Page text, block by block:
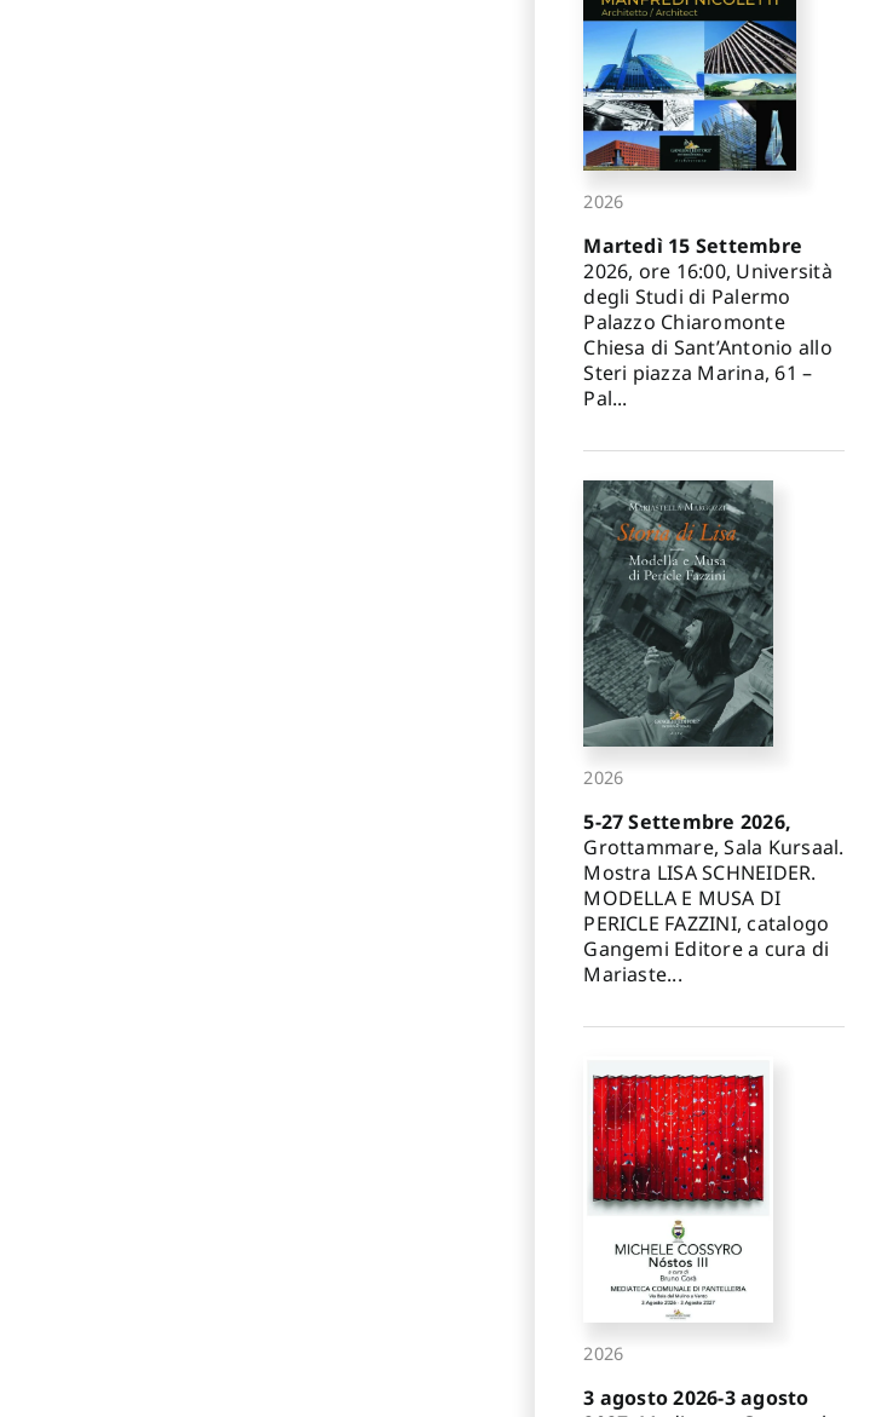
2026
Martedì 15 Settembre
2026, ore 16:00, Università
degli Studi di Palermo
Palazzo Chiaromonte
Chiesa di Sant’Antonio allo
Steri piazza Marina, 61 –
Pal...
2026
5-27 Settembre 2026,
Grottammare, Sala Kursaal.
Mostra LISA SCHNEIDER.
MODELLA E MUSA DI
PERICLE FAZZINI, catalogo
Gangemi Editore a cura di
Mariaste...
2026
3 agosto 2026-3 agosto